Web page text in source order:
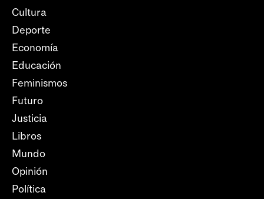
Cultura
Deporte
Economía
Educación
Feminismos
Futuro
Justicia
Libros
Mundo
Opinión
Política